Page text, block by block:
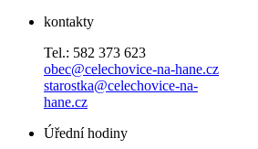
kontakty
Tel.: 582 373 623
obec@celechovice-na-hane.cz
starostka@celechovice-na-
hane.cz
Úřední hodiny